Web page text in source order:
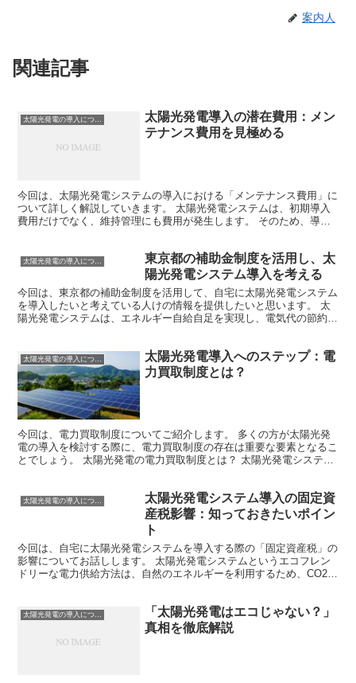
案内人
関連記事
太陽光発電の導入について
太陽光発電導入の潜在費用：メン
テナンス費用を見極める
今回は、太陽光発電システムの導入における「メンテナンス費用」に
ついて詳しく解説していきます。 太陽光発電システムは、初期導入
費用だけでなく、維持管理にも費用が発生します。 そのため、導入
太陽光発電の導入について
東京都の補助金制度を活用し、太
陽光発電システム導入を考える
今回は、東京都の補助金制度を活用して、自宅に太陽光発電システム
を導入したいと考えている人けの情報を提供したいと思います。 太
陽光発電システムは、エネルギー自給自足を実現し、電気代の節約に
太陽光発電の導入について
太陽光発電導入へのステップ：電
力買取制度とは？
今回は、電力買取制度についてご紹介します。 多くの方が太陽光発
電の導入を検討する際に、電力買取制度の存在は重要な要素となるこ
とでしょう。 太陽光発電の電力買取制度とは？ 太陽光発電システム
太陽光発電の導入について
太陽光発電システム導入の固定資
産税影響：知っておきたいポイン
ト
今回は、自宅に太陽光発電システムを導入する際の「固定資産税」の
影響についてお話しします。 太陽光発電システムというエコフレン
ドリーな電力供給方法は、自然のエネルギーを利用するため、CO2の
太陽光発電の導入について
「太陽光発電はエコじゃない？」
真相を徹底解説